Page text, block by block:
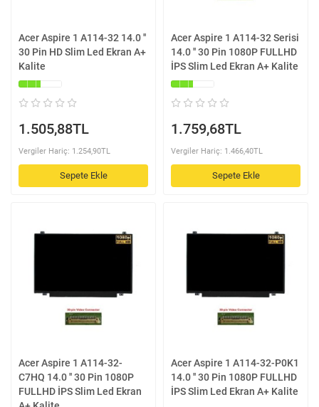
Acer Aspire 1 A114-32 14.0 ''
30 Pin HD Slim Led Ekran A+
Kalite
1.505,88TL
Vergiler Hariç: 1.254,90TL
Sepete Ekle
Acer Aspire 1 A114-32 Serisi
14.0 '' 30 Pin 1080P FULLHD
İPS Slim Led Ekran A+ Kalite
1.759,68TL
Vergiler Hariç: 1.466,40TL
Sepete Ekle
Acer Aspire 1 A114-32-
C7HQ 14.0 '' 30 Pin 1080P
FULLHD İPS Slim Led Ekran
Acer Aspire 1 A114-32-P0K1
14.0 '' 30 Pin 1080P FULLHD
İPS Slim Led Ekran A+ Kalite